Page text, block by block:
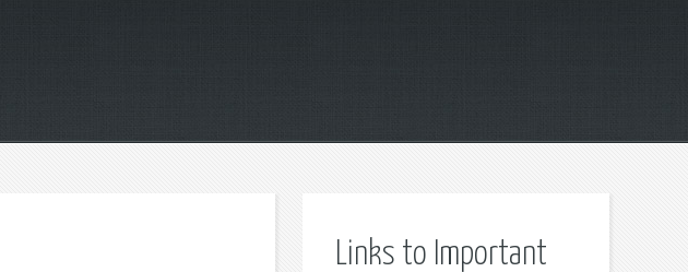
Links to Important